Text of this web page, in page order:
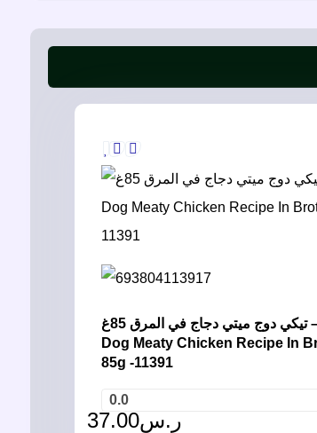
تيكي دوج ميتي دجاج في المرق 85غ – Tiki
Dog Meaty Chicken Recipe In
85g -11391
0.0
ر.س37.00